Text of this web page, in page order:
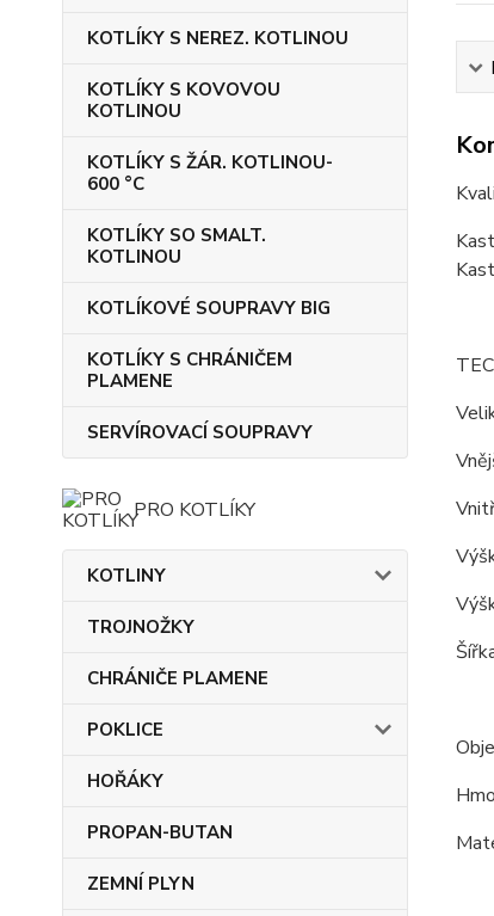
KOTLÍKY S NEREZ. KOTLINOU
KOTLÍKY S KOVOVOU
KOTLINOU
KOTLÍKY S ŽÁR. KOTLINOU-
600 °C
KOTLÍKY SO SMALT.
KOTLINOU
KOTLÍKOVÉ SOUPRAVY BIG
KOTLÍKY S CHRÁNIČEM
PLAMENE
SERVÍROVACÍ SOUPRAVY
PRO KOTLÍKY
KOTLINY
TROJNOŽKY
CHRÁNIČE PLAMENE
POKLICE
HOŘÁKY
PROPAN-BUTAN
ZEMNÍ PLYN